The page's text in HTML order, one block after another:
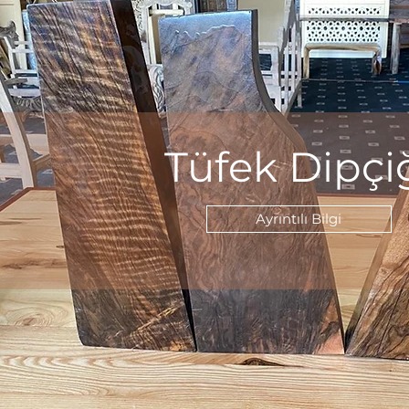
Tüfek
Ayrıntılı Bilgi